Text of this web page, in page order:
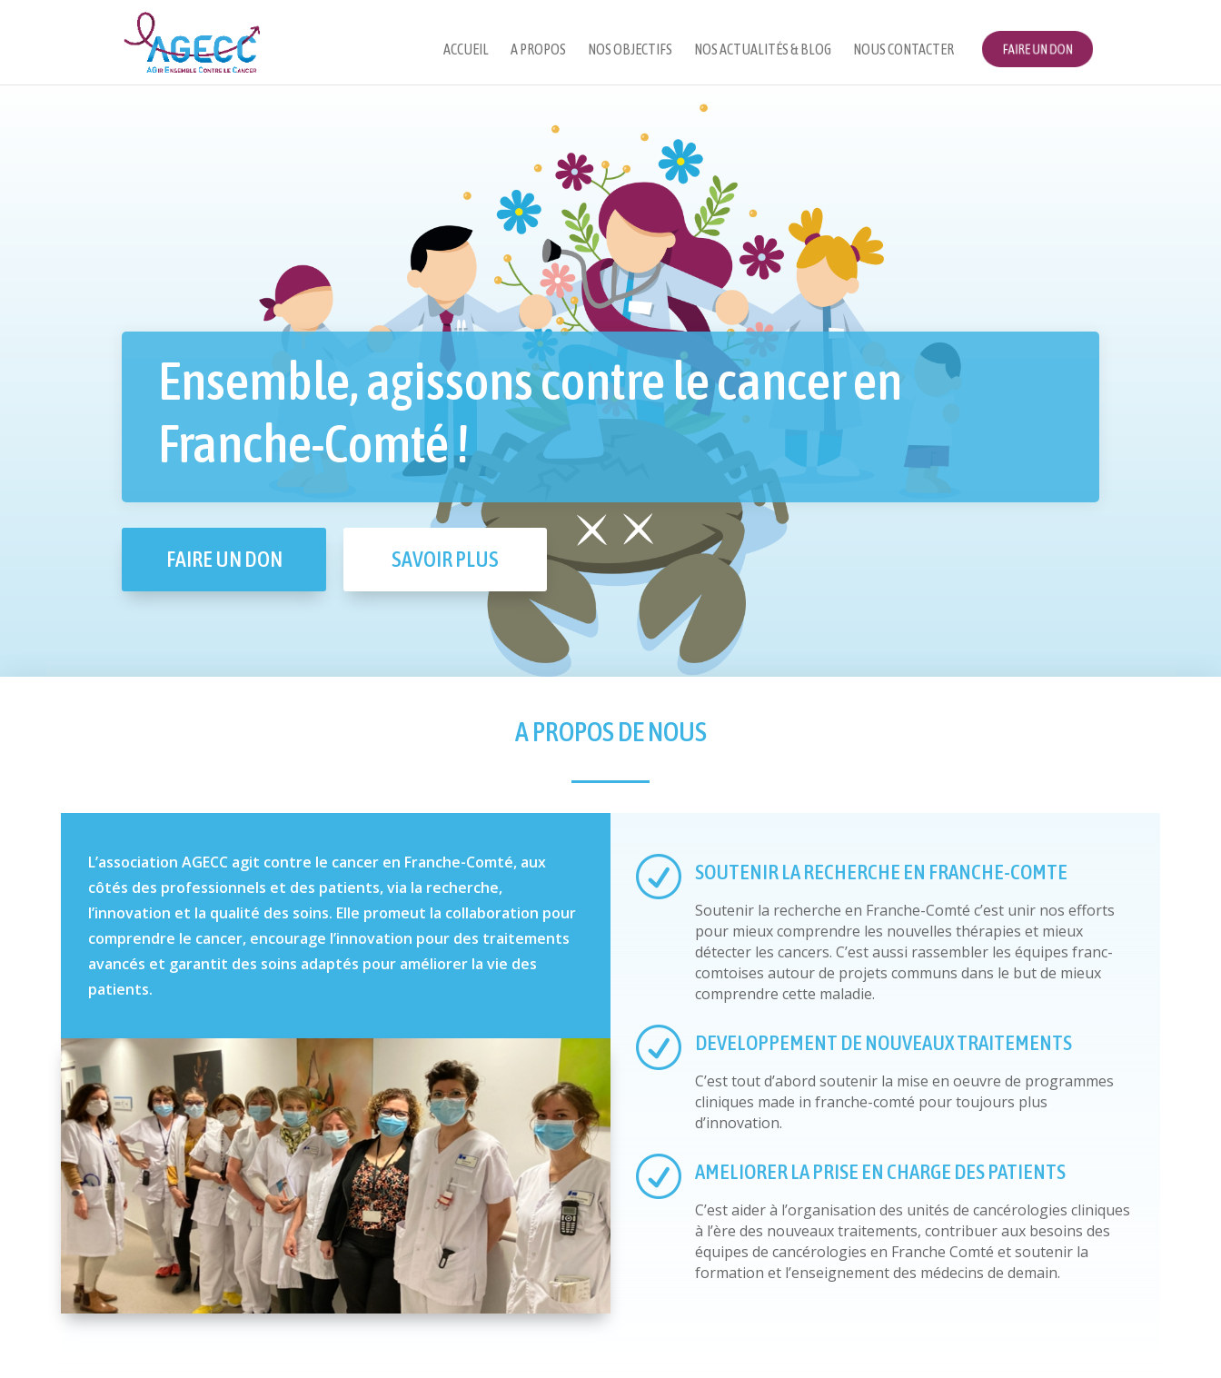
ACCUEIL A PROPOS NOS OBJECTIFS NOS ACTUALITÉS & BLOG NOUS CONTACTER FAIRE UN DON
Ensemble, agissons contre le cancer en
Franche-Comté !
FAIRE UN DON SAVOIR PLUS
A PROPOS DE NOUS
L’association AGECC agit contre le cancer en Franche-Comté, aux
côtés des professionnels et des patients, via la recherche,
l’innovation et la qualité des soins. Elle promeut la collaboration pour
comprendre le cancer, encourage l’innovation pour des traitements
avancés et garantit des soins adaptés pour améliorer la vie des
patients.
R SOUTENIR LA RECHERCHE EN FRANCHE-COMTE
Soutenir la recherche en Franche-Comté c’est unir nos efforts
pour mieux comprendre les nouvelles thérapies et mieux
détecter les cancers. C’est aussi rassembler les équipes franc-
comtoises autour de projets communs dans le but de mieux
comprendre cette maladie.
R DEVELOPPEMENT DE NOUVEAUX TRAITEMENTS
C’est tout d’abord soutenir la mise en oeuvre de programmes
cliniques made in franche-comté pour toujours plus
d’innovation.
R AMELIORER LA PRISE EN CHARGE DES PATIENTS
C’est aider à l’organisation des unités de cancérologies cliniques
à l’ère des nouveaux traitements, contribuer aux besoins des
équipes de cancérologies en Franche Comté et soutenir la
formation et l’enseignement des médecins de demain.